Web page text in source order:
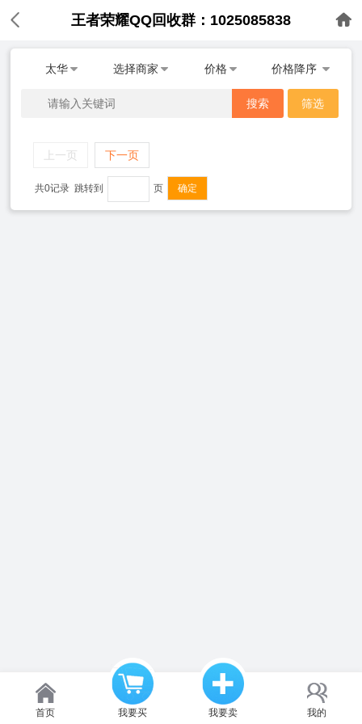
王者荣耀QQ回收群：1025085838
太华 选择商家 价格 价格降序
搜索 筛选
上一页 下一页
共0记录 跳转到 页
首页 我要买 我要卖 我的